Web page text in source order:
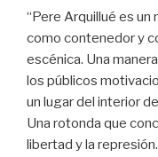
“Pere Arquillué es
como contenedor y
escénica. Una
los públicos
un lugar del interior
Una rotonda que
libertad y la